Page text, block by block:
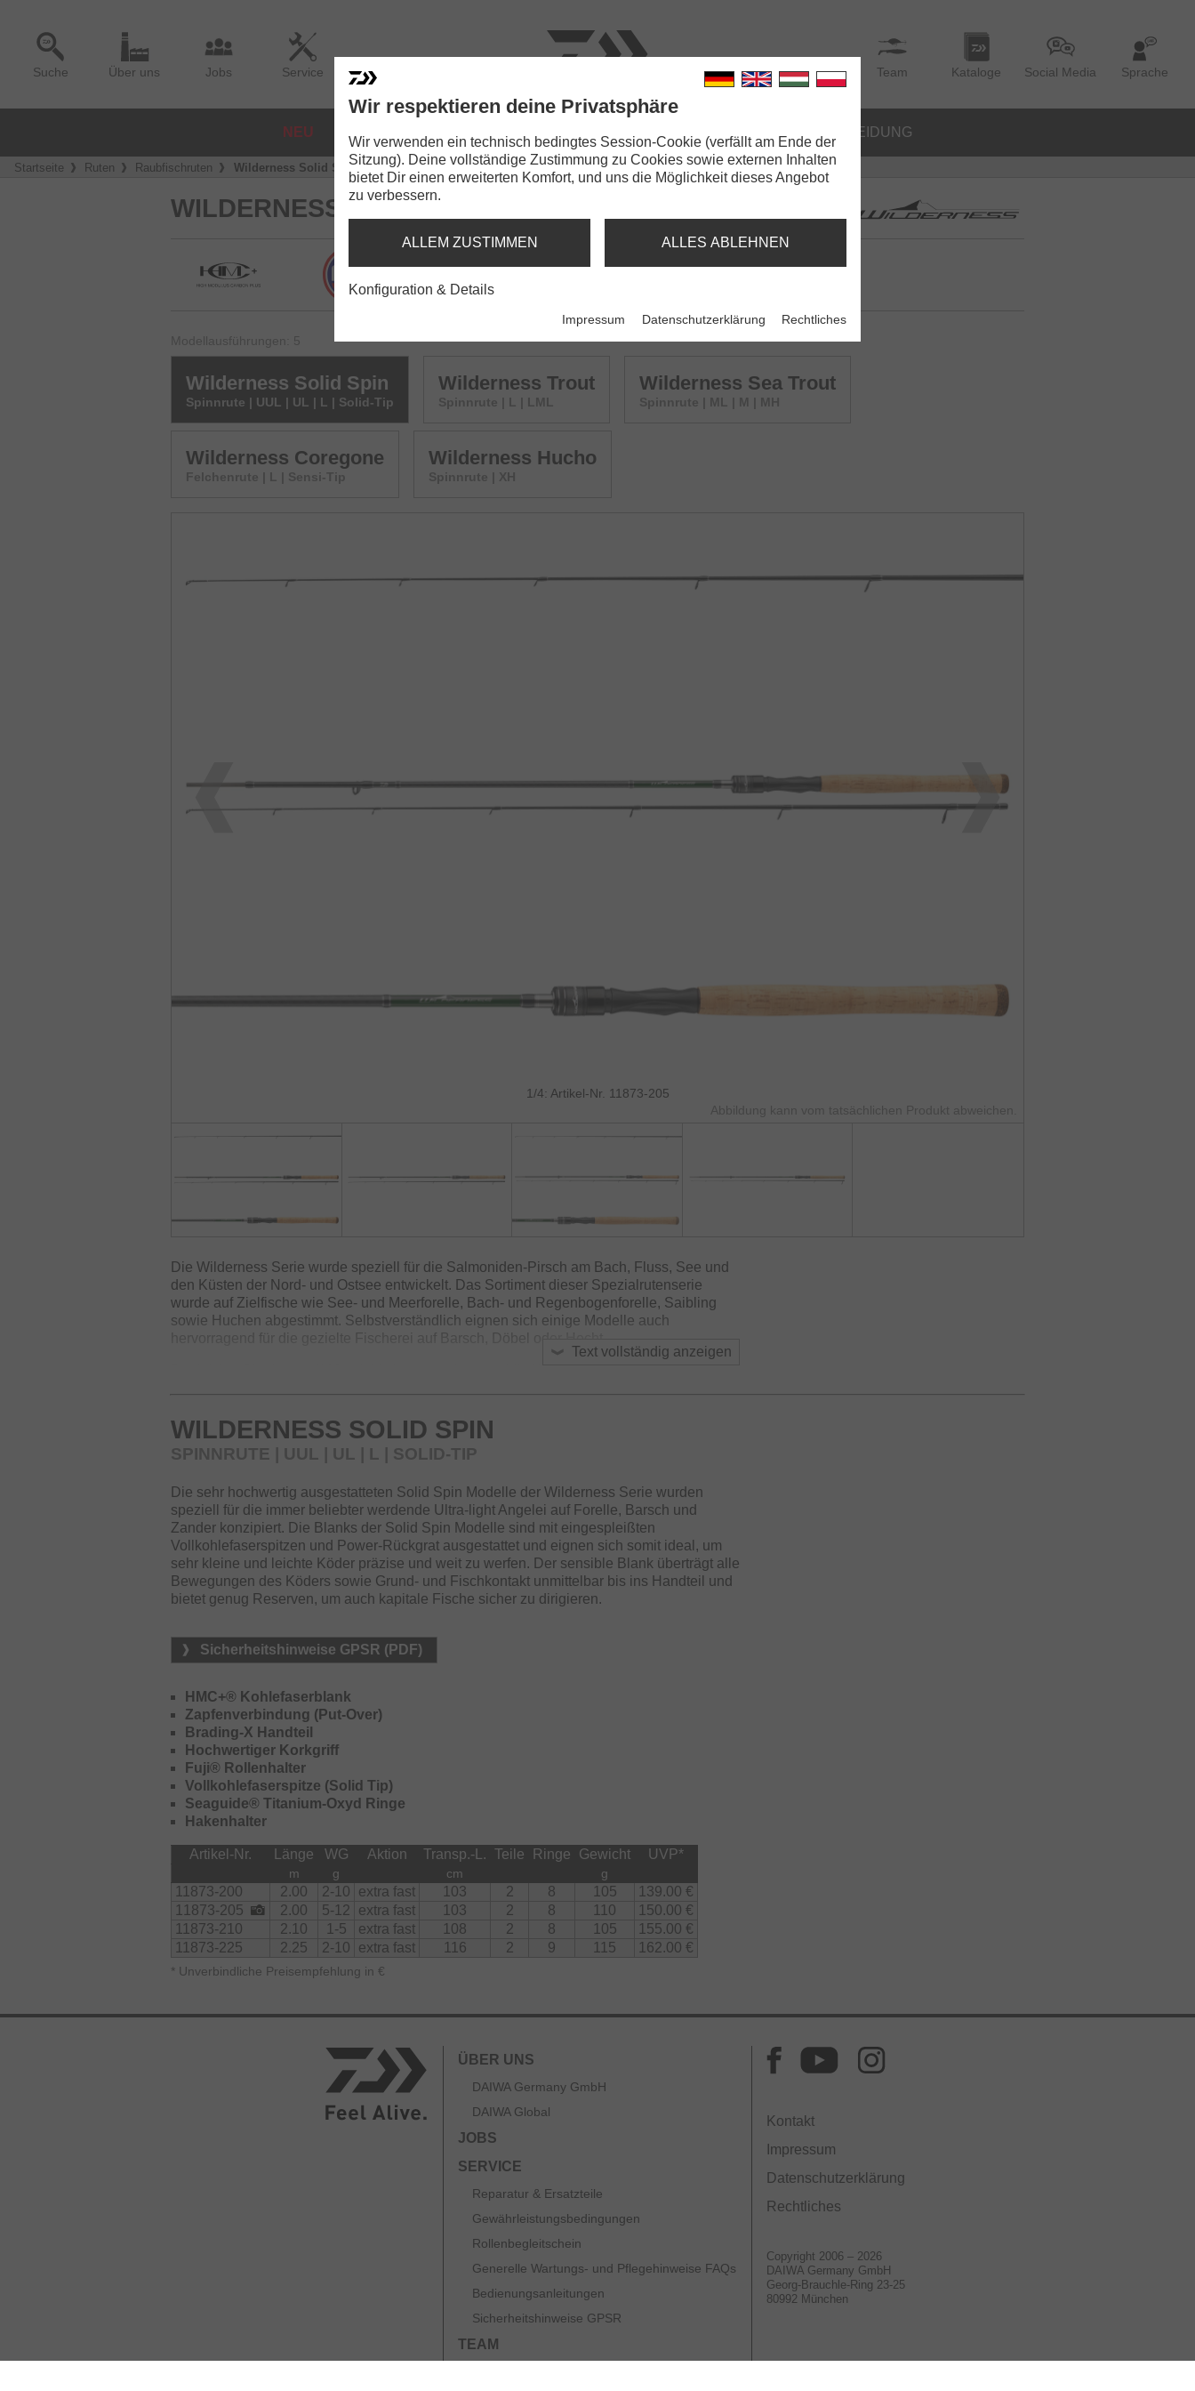
Suche Über uns Jobs Service Team Kataloge Social Media Sprache
NEU BEKLEIDUNG
Startseite Ruten Raubfischruten Wilderness Solid Spin
WILDERNESS SPINNING
Modellausführungen: 5
Wilderness Solid Spin
Spinnrute | UUL | UL | L | Solid-Tip
Wilderness Trout
Spinnrute | L | LML
Wilderness Sea Trout
Spinnrute | ML | M | MH
Wilderness Coregone
Felchenrute | L | Sensi-Tip
Wilderness Hucho
Spinnrute | XH
1/4: Artikel-Nr. 11873-205
Abbildung kann vom tatsächlichen Produkt abweichen.
Text vollständig anzeigen
Die Wilderness Serie wurde speziell für die Salmoniden-Pirsch am Bach, Fluss, See und
den Küsten der Nord- und Ostsee entwickelt. Das Sortiment dieser Spezialrutenserie
wurde auf Zielfische wie See- und Meerforelle, Bach- und Regenbogenforelle, Saibling
sowie Huchen abgestimmt. Selbstverständlich eignen sich einige Modelle auch
hervorragend für die gezielte Fischerei auf Barsch, Döbel oder Hecht.
Griffstück eine außergewöhnlich hochwertige Ausstattung für Ruten dieses
Preissegments.
WILDERNESS SOLID SPIN
SPINNRUTE | UUL | UL | L | SOLID-TIP
Die sehr hochwertig ausgestatteten Solid Spin Modelle der Wilderness Serie wurden
speziell für die immer beliebter werdende Ultra-light Angelei auf Forelle, Barsch und
Zander konzipiert. Die Blanks der Solid Spin Modelle sind mit eingespleißten
Vollkohlefaserspitzen und Power-Rückgrat ausgestattet und eignen sich somit ideal, um
sehr kleine und leichte Köder präzise und weit zu werfen. Der sensible Blank überträgt alle
Bewegungen des Köders sowie Grund- und Fischkontakt unmittelbar bis ins Handteil und
bietet genug Reserven, um auch kapitale Fische sicher zu dirigieren.
Sicherheitshinweise GPSR (PDF)
HMC+® Kohlefaserblank
Zapfenverbindung (Put-Over)
Brading-X Handteil
Hochwertiger Korkgriff
Fuji® Rollenhalter
Vollkohlefaserspitze (Solid Tip)
Seaguide® Titanium-Oxyd Ringe
Hakenhalter
Artikel-Nr. Länge WG Aktion Transp.-L. Teile Ringe Gewicht UVP*
m g cm g
11873-200 2.00 2-10 extra fast 103 2 8 105
139.00 €
11873-205
2.00 5-12 extra fast 103 2 8 110
150.00 €
11873-210
2.10 1-5 extra fast 108 2 8 105
155.00 €
11873-225
2.25 2-10 extra fast 116 2 9 115 162.00 €
* Unverbindliche Preisempfehlung in €
ÜBER UNS
DAIWA Germany GmbH
DAIWA Global
JOBS
SERVICE
Reparatur & Ersatzteile
Gewährleistungsbedingungen
Rollenbegleitschein
Generelle Wartungs- und Pflegehinweise FAQs
Bedienungsanleitungen
Sicherheitshinweise GPSR
TEAM
Kontakt
Impressum
Datenschutzerklärung
Rechtliches
Copyright 2006 – 2026
DAIWA Germany GmbH
Georg-Brauchle-Ring 23-25
80992 München
Wir respektieren deine Privatsphäre
Wir verwenden ein technisch bedingtes Session-Cookie (verfällt am Ende der
Sitzung). Deine vollständige Zustimmung zu Cookies sowie externen Inhalten
bietet Dir einen erweiterten Komfort, und uns die Möglichkeit dieses Angebot
zu verbessern.
ALLEM ZUSTIMMEN ALLES ABLEHNEN
Konfiguration & Details
Impressum Datenschutzerklärung Rechtliches